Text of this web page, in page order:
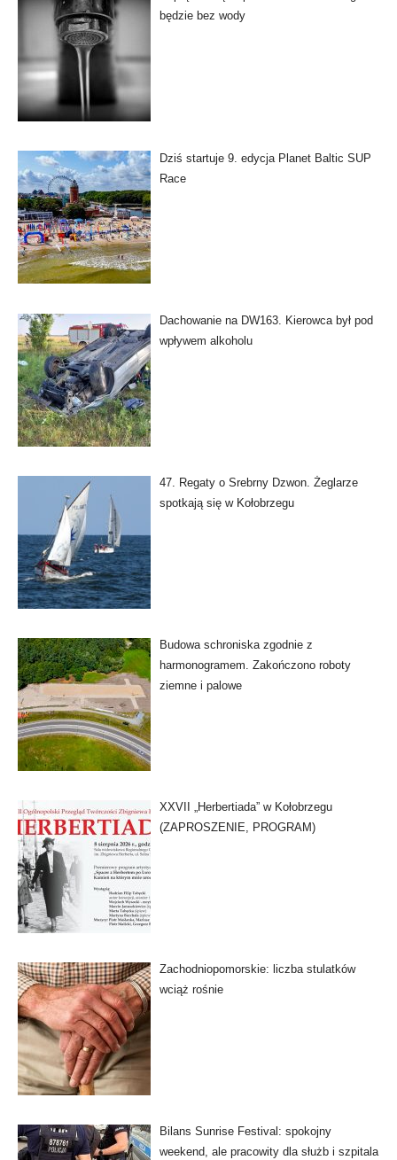
będzie bez wody
Dziś startuje 9. edycja Planet Baltic SUP
Race
Dachowanie na DW163. Kierowca był pod
wpływem alkoholu
47. Regaty o Srebrny Dzwon. Żeglarze
spotkają się w Kołobrzegu
Budowa schroniska zgodnie z
harmonogramem. Zakończono roboty
ziemne i palowe
XXVII „Herbertiada” w Kołobrzegu
(ZAPROSZENIE, PROGRAM)
Zachodniopomorskie: liczba stulatków
wciąż rośnie
Bilans Sunrise Festival: spokojny
weekend, ale pracowity dla służb i szpitala